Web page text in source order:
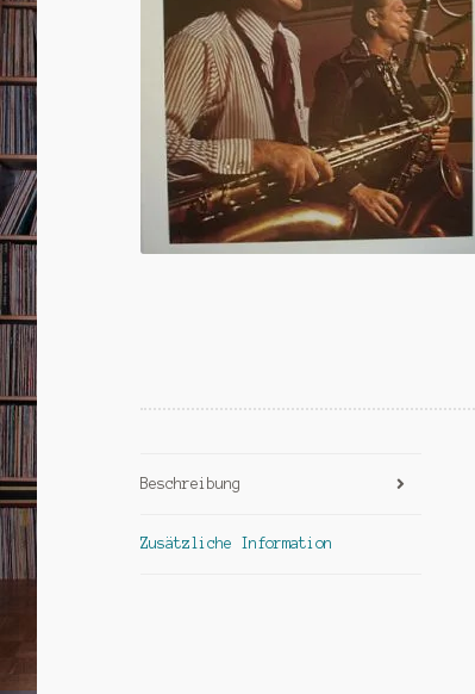
Beschreibung
Zusätzliche Information